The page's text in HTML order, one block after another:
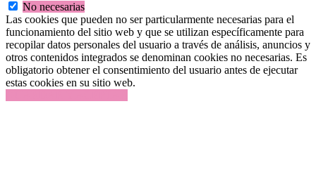
No necesarias
Las cookies que pueden no ser particularmente necesarias para el
funcionamiento del sitio web y que se utilizan específicamente para
recopilar datos personales del usuario a través de análisis, anuncios y
otros contenidos integrados se denominan cookies no necesarias. Es
obligatorio obtener el consentimiento del usuario antes de ejecutar
estas cookies en su sitio web.